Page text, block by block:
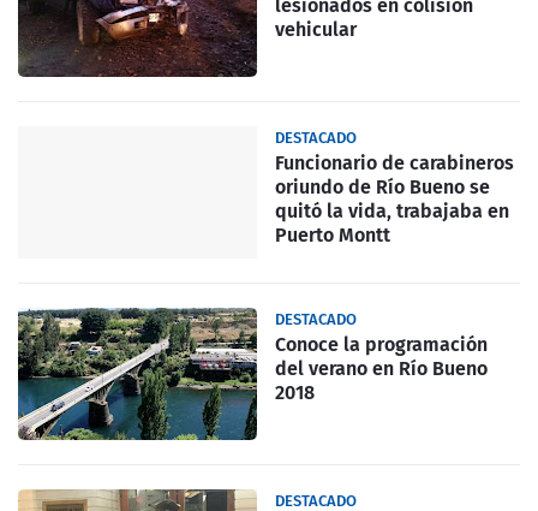
lesionados en colisión
vehicular
DESTACADO
Funcionario de carabineros
oriundo de Río Bueno se
quitó la vida, trabajaba en
Puerto Montt
DESTACADO
Conoce la programación
del verano en Río Bueno
2018
DESTACADO